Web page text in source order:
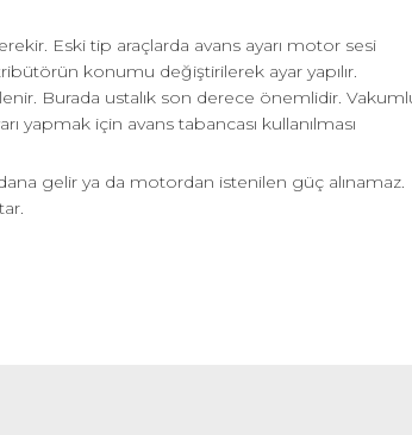
Eski tip araçlarda avans ayarı motor sesi
konumu değiştirilerek ayar yapılır.
Burada ustalık son derece önemlidir.
yapmak için avans tabancası kullanılması
gelir ya da motordan istenilen güç alınamaz.